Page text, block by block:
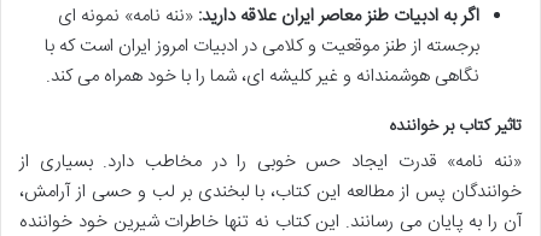
اگر به ادبیات طنز معاصر ایران علاقه دارید: «ننه نامه» نمونه ای
برجسته از طنز موقعیت و کلامی در ادبیات امروز ایران است که با
نگاهی هوشمندانه و غیر کلیشه ای، شما را با خود همراه می کند.
تاثیر کتاب بر خواننده
«ننه نامه» قدرت ایجاد حس خوبی را در مخاطب دارد. بسیاری از
خوانندگان پس از مطالعه این کتاب، با لبخندی بر لب و حسی از آرامش،
آن را به پایان می رسانند. این کتاب نه تنها خاطرات شیرین خود خواننده